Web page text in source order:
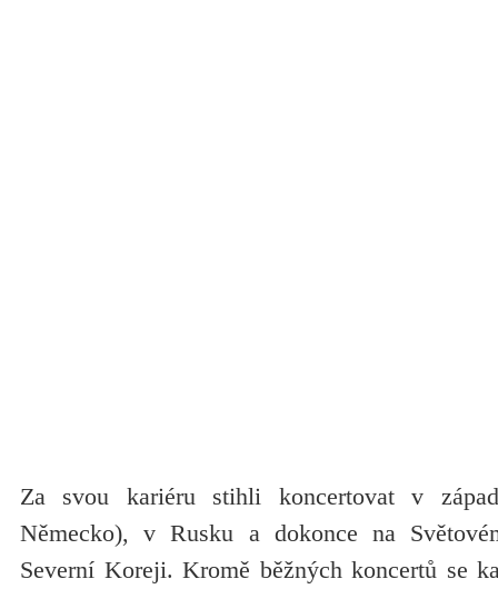
Za svou kariéru stihli koncertovat v
Německo), v Rusku a dokonce na
Severní Koreji. Kromě běžných koncertů se